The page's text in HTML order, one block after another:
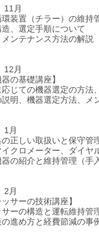
月
環装置（チラー）の維持
、選定手順について
ンテナンス方法の解説
月
器の基礎講座】
じての機器選定の方法
説明、機器選定方法、メ
月
の正しい取扱いと保守管
イクロメーター、ダイヤ
の紹介と維持管理（手
月
ッサーの技術講座】
サーの構造と運転維持管
進め方と経費節減の事